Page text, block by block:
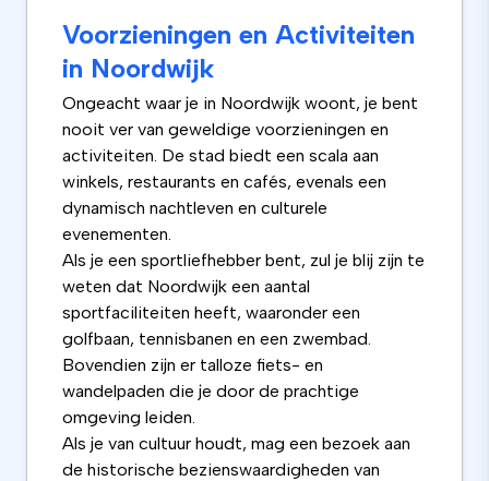
Voorzieningen en Activiteiten
in Noordwijk
Ongeacht waar je in Noordwijk woont, je bent
nooit ver van geweldige voorzieningen en
activiteiten. De stad biedt een scala aan
winkels, restaurants en cafés, evenals een
dynamisch nachtleven en culturele
evenementen.
Als je een sportliefhebber bent, zul je blij zijn te
weten dat Noordwijk een aantal
sportfaciliteiten heeft, waaronder een
golfbaan, tennisbanen en een zwembad.
Bovendien zijn er talloze fiets- en
wandelpaden die je door de prachtige
omgeving leiden.
Als je van cultuur houdt, mag een bezoek aan
de historische bezienswaardigheden van